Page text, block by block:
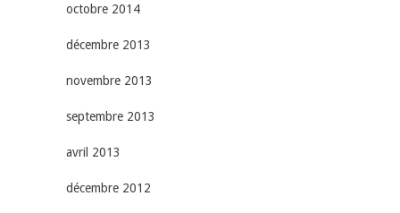
octobre 2014
décembre 2013
novembre 2013
septembre 2013
avril 2013
décembre 2012